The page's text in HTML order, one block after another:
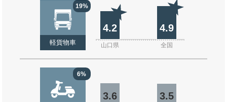
19%
軽貨物車
4.2 4.9
山口県 全国
6%
3.6 3.5